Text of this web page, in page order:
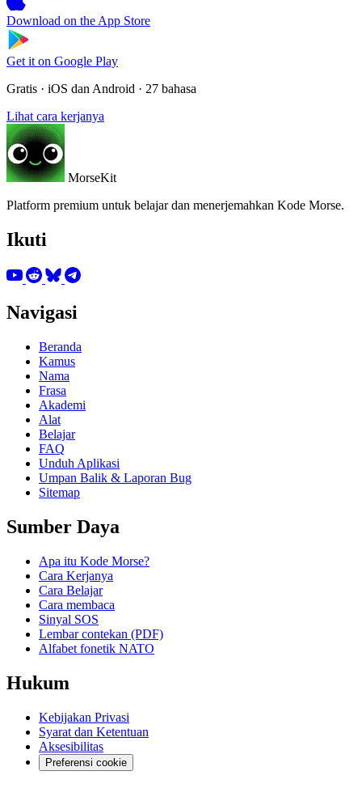
Download on the App Store
Get it on Google Play
Gratis · iOS dan Android · 27 bahasa
Lihat cara kerjanya
MorseKit
Platform premium untuk belajar dan menerjemahkan Kode Morse.
Ikuti
Navigasi
Beranda
Kamus
Nama
Frasa
Akademi
Alat
Belajar
FAQ
Unduh Aplikasi
Umpan Balik & Laporan Bug
Sitemap
Sumber Daya
Apa itu Kode Morse?
Cara Kerjanya
Cara Belajar
Cara membaca
Sinyal SOS
Lembar contekan (PDF)
Alfabet fonetik NATO
Hukum
Kebijakan Privasi
Syarat dan Ketentuan
Aksesibilitas
Preferensi cookie